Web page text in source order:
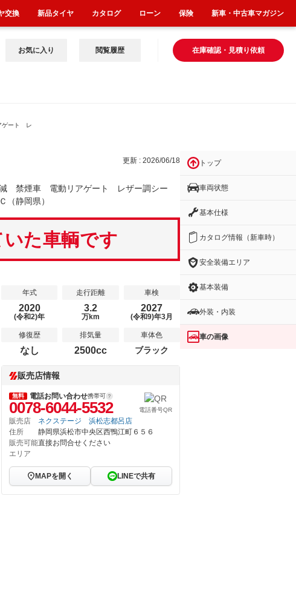
在庫確認・見積り依頼
お気に入り 閲覧履歴
ゲート レ
更新 : 2026/06/18
禁煙車 電動リアゲート レザー調シー
静岡県）
た車輌です
年式
2020
(令和2)年
走行距離
3.2
万km
車検
2027
(令和9)年3月
修復歴
なし
排気量
2500cc
車体色
ブラック
販売店情報
無料 電話お問い合わせ携帯可
0078-6044-5532 電話番号QR
販売店
ネクステージ 浜松志都呂店
住所
静岡県浜松市中央区西鴨江町６５６
販売可能
エリア
直接お問合せください
MAPを開く LINEで共有
トップ
車両状態
基本仕様
カタログ情報（新車時）
安全装備エリア
基本装備
外装・内装
車の画像
交換 新品タイヤ カタログ ローン 保険 新車・中古車マガジン